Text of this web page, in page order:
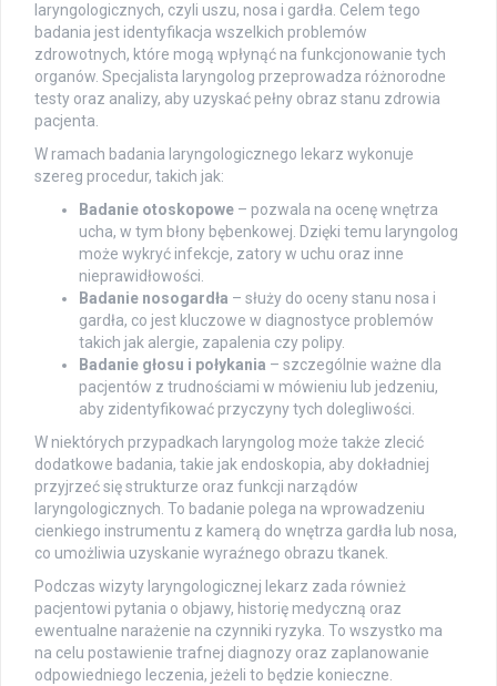
laryngologicznych, czyli uszu, nosa i gardła. Celem tego
badania jest identyfikacja wszelkich problemów
zdrowotnych, które mogą wpłynąć na funkcjonowanie tych
organów. Specjalista laryngolog przeprowadza różnorodne
testy oraz analizy, aby uzyskać pełny obraz stanu zdrowia
pacjenta.
W ramach badania laryngologicznego lekarz wykonuje
szereg procedur, takich jak:
Badanie otoskopowe – pozwala na ocenę wnętrza
ucha, w tym błony bębenkowej. Dzięki temu laryngolog
może wykryć infekcje, zatory w uchu oraz inne
nieprawidłowości.
Badanie nosogardła – służy do oceny stanu nosa i
gardła, co jest kluczowe w diagnostyce problemów
takich jak alergie, zapalenia czy polipy.
Badanie głosu i połykania – szczególnie ważne dla
pacjentów z trudnościami w mówieniu lub jedzeniu,
aby zidentyfikować przyczyny tych dolegliwości.
W niektórych przypadkach laryngolog może także zlecić
dodatkowe badania, takie jak endoskopia, aby dokładniej
przyjrzeć się strukturze oraz funkcji narządów
laryngologicznych. To badanie polega na wprowadzeniu
cienkiego instrumentu z kamerą do wnętrza gardła lub nosa,
co umożliwia uzyskanie wyraźnego obrazu tkanek.
Podczas wizyty laryngologicznej lekarz zada również
pacjentowi pytania o objawy, historię medyczną oraz
ewentualne narażenie na czynniki ryzyka. To wszystko ma
na celu postawienie trafnej diagnozy oraz zaplanowanie
odpowiedniego leczenia, jeżeli to będzie konieczne.